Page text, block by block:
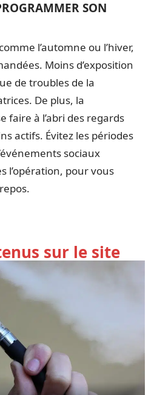
SON
l’automne ou l’hiver,
Moins d’exposition
de troubles de la
De plus, la
faire à l’abri des regards
actifs. Évitez les périodes
sociaux
l’opération, pour vous
sur le site